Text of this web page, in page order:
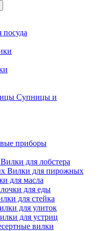
посуда
Супницы и
приборы
Вилки для лобстера
Вилки для пирожных
для масла
для еды
для стейка
для улиток
для устриц
вилки